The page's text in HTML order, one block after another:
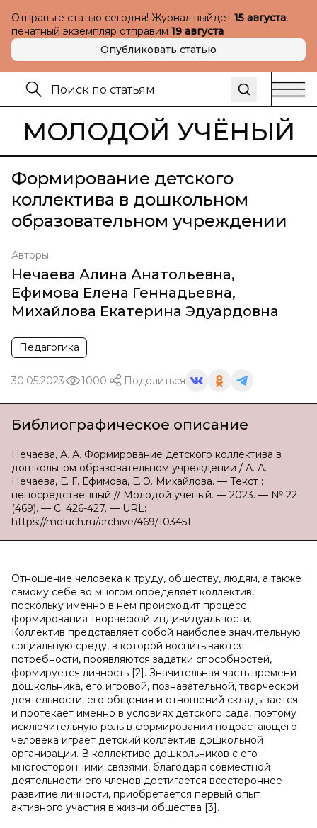
Отправьте статью сегодня! Журнал выйдет 15 августа,
печатный экземпляр отправим 19 августа
Опубликовать статью
МОЛОДОЙ УЧЁНЫЙ
Формирование детского
коллектива в дошкольном
образовательном учреждении
Авторы
Нечаева Алина Анатольевна,
Ефимова Елена Геннадьевна,
Михайлова Екатерина Эдуардовна
Педагогика
30.05.2023 1000 Поделиться
Библиографическое описание
Нечаева, А. А. Формирование детского коллектива в
дошкольном образовательном учреждении / А. А.
Нечаева, Е. Г. Ефимова, Е. Э. Михайлова. — Текст :
непосредственный // Молодой ученый. — 2023. — № 22
(469). — С. 426-427. — URL:
https://moluch.ru/archive/469/103451.
Отношение человека к труду, обществу, людям, а также
самому себе во многом определяет коллектив,
поскольку именно в нем происходит процесс
формирования творческой индивидуальности.
Коллектив представляет собой наиболее значительную
социальную среду, в которой воспитываются
потребности, проявляются задатки способностей,
формируется личность [2]. Значительная часть времени
дошкольника, его игровой, познавательной, творческой
деятельности, его общения и отношений складывается
и протекает именно в условиях детского сада, поэтому
исключительную роль в формировании подрастающего
человека играет детский коллектив дошкольной
организации. В коллективе дошкольников с его
многосторонними связями, благодаря совместной
деятельности его членов достигается всестороннее
развитие личности, приобретается первый опыт
активного участия в жизни общества [3].